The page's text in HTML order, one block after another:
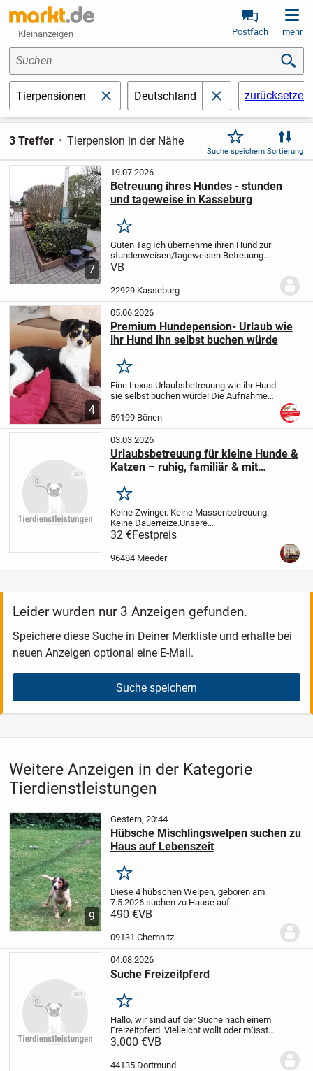
Kleinanzeigen Postfach mehr
Suchen
Tierpensionen schließenDeutschland schließenzurücksetzen
3 Treffer Tierpension in der Nähe
Suche speichern Sortierung
7
19.07.2026
Betreuung ihres Hundes - stunden
und tageweise in Kasseburg
Merken
Guten TagIch übernehme ihren Hund zur
stundenweisen/tageweisen Betreuung
während ihres Urlaubes/ oder
Ihr Hund bekommt ganztätige Betreuung
bei mir. Habe ein...
VB
22929 Kasseburg
4
05.06.2026
Premium Hundepension- Urlaub wie
ihr Hund ihn selbst buchen würde
Merken
Eine Luxus Urlaubsbetreuung wie ihr Hund
sie selbst buchen würde! Die Aufnahme
Hunde begrenzt, da ich so jedem Hund
das familiäre Umfeld im ganzen
Ausmaß...
59199 Bönen
03.03.2026
Urlaubsbetreuung für kleine Hunde &
Katzen – ruhig, familiär & mit
Merken
Keine Zwinger.Keine Massenbetreuung.
Keine Dauerreize.Unsere
Urlaubsbetreuung richtet sich bewusst
ausschließlich an kleine Hunderassen
und Katzen, die in einer ruhigen,
32 €Festpreis
96484 Meeder
Leider wurden nur 3 Anzeigen gefunden.
Speichere diese Suche in Deiner Merkliste und erhalte bei
neuen Anzeigen optional eine E-Mail.
Suche speichern
Weitere Anzeigen in der Kategorie
Tierdienstleistungen
9
Gestern, 20:44
Hübsche Mischlingswelpen suchen zu
Haus auf Lebenszeit
Merken
Diese 4 hübschen Welpen, geboren am
7.5.2026 suchen zu Hause auf
Lebenszeit. Die Mutti ist ein jack Russell
sind 3 Jungs und 1 Mädel (die weiße auf
490 €VB
09131 Chemnitz
04.08.2026
Suche Freizeitpferd
Merken
Hallo, wir sind auf der Suche nach einem
Freizeitpferd. Vielleicht wollt oder müsst
ihr euer Pferd verkaufen oder kennt
um die 9/ 10 jahre sein, + - .
3.000 €VB
44135 Dortmund